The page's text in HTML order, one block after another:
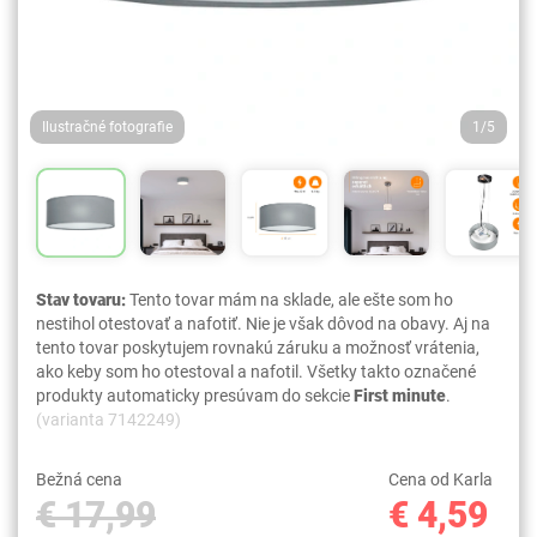
Ilustračné fotografie 1/5
Stav tovaru:Tento tovar mám na sklade, ale ešte som ho
nestihol otestovať a nafotiť. Nie je však dôvod na obavy. Aj na
tento tovar poskytujem rovnakú záruku a možnosť vrátenia,
ako keby som ho otestoval a nafotil. Všetky takto označené
produkty automaticky presúvam do sekcieFirst minute.
(varianta 7142249)
Bežná cena
€ 17,99
Cena od Karla
€ 4,59